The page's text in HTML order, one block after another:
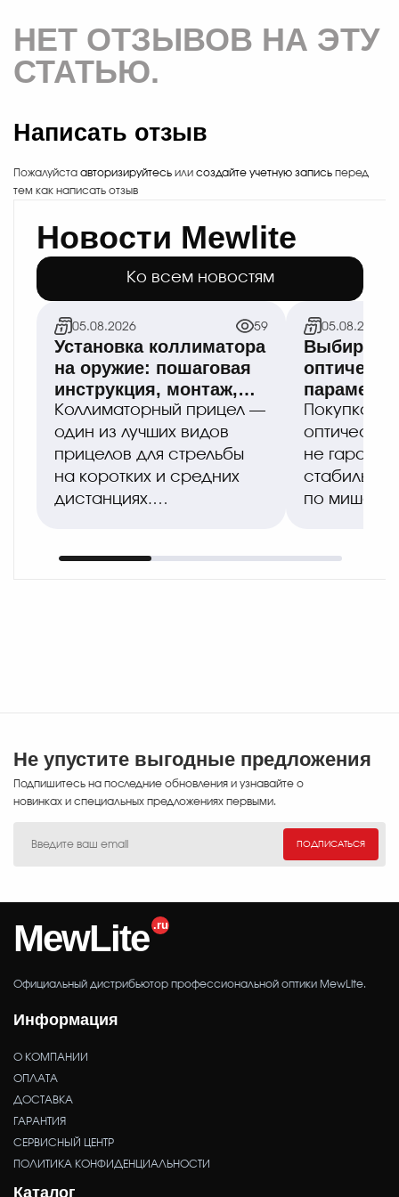
НЕТ ОТЗЫВОВ НА ЭТУ
СТАТЬЮ.
Написать отзыв
Пожалуйста авторизируйтесь или создайте учетную запись перед
тем как написать отзыв
Новости Mewlite
Ко всем новостям
05.08.2026 59
Установка коллиматора
на оружие: пошаговая
инструкция, монтаж,
пристрелка
Коллиматорный прицел —
один из лучших видов
прицелов для стрельбы
на коротких и средних
дистанциях.
широкий обзор
05.08.2026
Выбираем
Покупка
не
по мишени,
Охотники и
Не упустите выгодные предложения
Подпишитесь на последние обновления и узнавайте о
новинках и специальных предложениях первыми.
ПОДПИСАТЬСЯ
MewLite
Официальный дистрибьютор профессиональной оптики MewLite.
Информация
О КОМПАНИИ
ОПЛАТА
ДОСТАВКА
ГАРАНТИЯ
СЕРВИСНЫЙ ЦЕНТР
ПОЛИТИКА КОНФИДЕНЦИАЛЬНОСТИ
Каталог